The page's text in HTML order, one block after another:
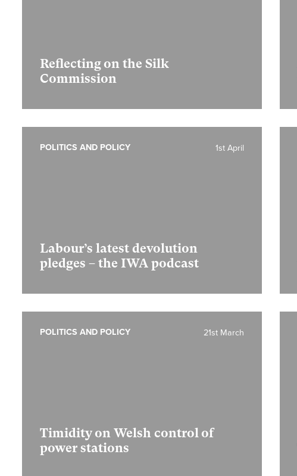
Reflecting on the Silk
Commission
Labour’s latest devolution
pledges – the IWA podcast
1st April
POLITICS AND POLICY
Timidity on Welsh control of
power stations
21st March
POLITICS AND POLICY